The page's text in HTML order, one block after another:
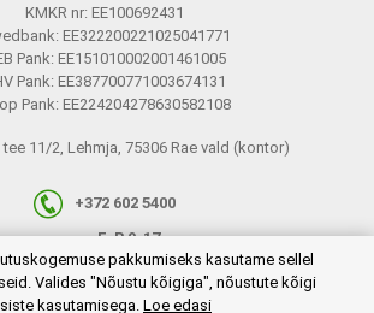
KMKR nr: EE100692431
EE322200221025041771
Pank: EE151010002001461005
Pank: EE387700771003674131
Pank: EE224204278630582108
tee 11/2, Lehmja, 75306 Rae vald (kontor)
+372 602 5400
E-R 9-17
info@invaru.ee
pakkumiseks kasutame sellel
Valides "Nõustu kõigiga", nõustute kõigi
kasutamisega. Loe edasi